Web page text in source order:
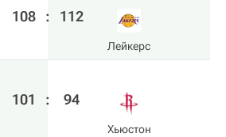
108 : 112
Лейкерс
101 : 94
Хьюстон